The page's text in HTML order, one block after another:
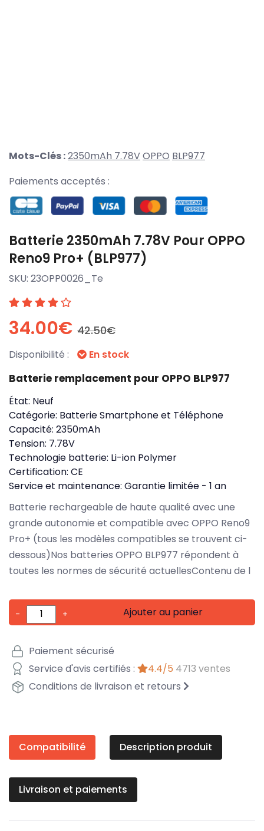
Mots-Clés :2350mAh 7.78VOPPO BLP977
Paiements acceptés :
Batterie 2350mAh 7.78V Pour OPPO
Reno9 Pro+ (BLP977)
SKU: 23OPP0026_Te
34.00€ 42.50€
Disponibilité : En stock
Batterie remplacement pour OPPO BLP977
État: Neuf
Catégorie: Batterie Smartphone et Téléphone
Capacité: 2350mAh
Tension: 7.78V
Technologie batterie: Li-ion Polymer
Certification: CE
Service et maintenance: Garantie limitée - 1 an
Batterie rechargeable de haute qualité avec une
grande autonomie et compatible avec OPPO Reno9
Pro+ (tous les modèles compatibles se trouvent ci-
dessous)Nos batteries OPPO BLP977 répondent à
toutes les normes de sécurité actuellesContenu de l
- + Ajouter au panier
Paiement sécurisé
Service d'avis certifiés :
4.4/5 4713 ventes
Conditions de livraison et retours
Compatibilité Description produit
Livraison et paiements